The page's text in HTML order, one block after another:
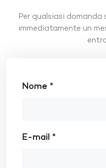
Per qualsiasi
immediatamente un
Nome *
E-mail *